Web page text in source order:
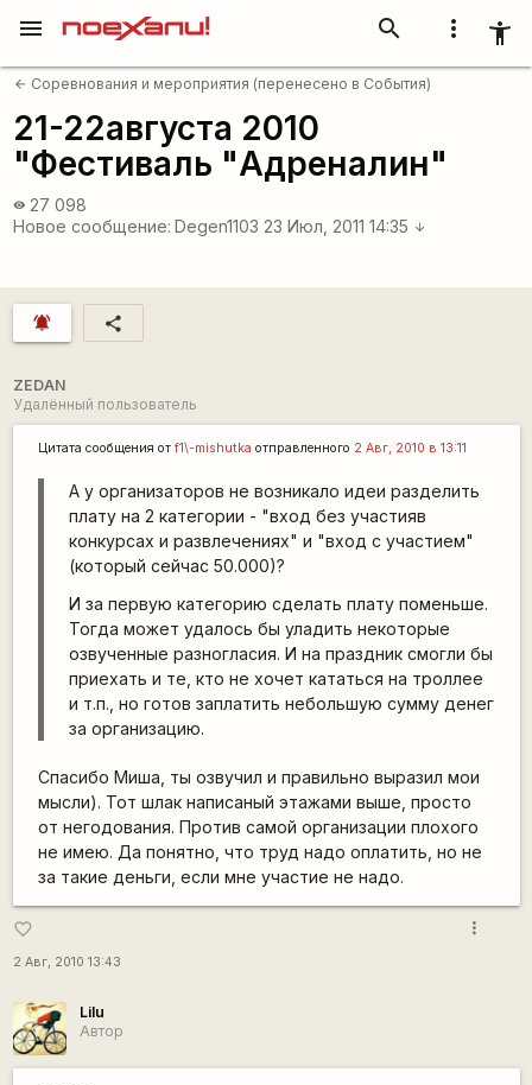
more_vert accessibility_new
search
menu
arrow_back Соревнования и мероприятия (перенесено в События)
21-22августа 2010
"Фестиваль "Адреналин"
visibility 27 098
Новое сообщение: Degen1103 23 Июл, 2011 14:35 arrow_downward
notifications_active share
ZEDAN
Удалённый пользователь
Цитата сообщения от f1\-mishutka отправленного 2 Авг, 2010 в 13:11
А у организаторов не возникало идеи разделить
плату на 2 категории - "вход без участияв
конкурсах и развлечениях" и "вход с участием"
(который сейчас 50.000)?
И за первую категорию сделать плату поменьше.
Тогда может удалось бы уладить некоторые
озвученные разногласия. И на праздник смогли бы
приехать и те, кто не хочет кататься на троллее
и т.п., но готов заплатить небольшую сумму денег
за организацию.
Спасибо Миша, ты озвучил и правильно выразил мои
мысли). Тот шлак написаный этажами выше, просто
от негодования. Против самой организации плохого
не имею. Да понятно, что труд надо оплатить, но не
за такие деньги, если мне участие не надо.
favorite_border
2 Авг, 2010 13:43
more_vert
Lilu
Автор